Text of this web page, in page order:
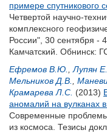
примере спутникового
Четвертой научно-
комплексного
России", 30 сентября -
Камчатский. Обнинск:
Ефремов В.Ю.
Лупян
Мельников Д.В.
Крамарева Л.С. (2013)
аномалий на вулканах
Современные
из космоса. Тезисы